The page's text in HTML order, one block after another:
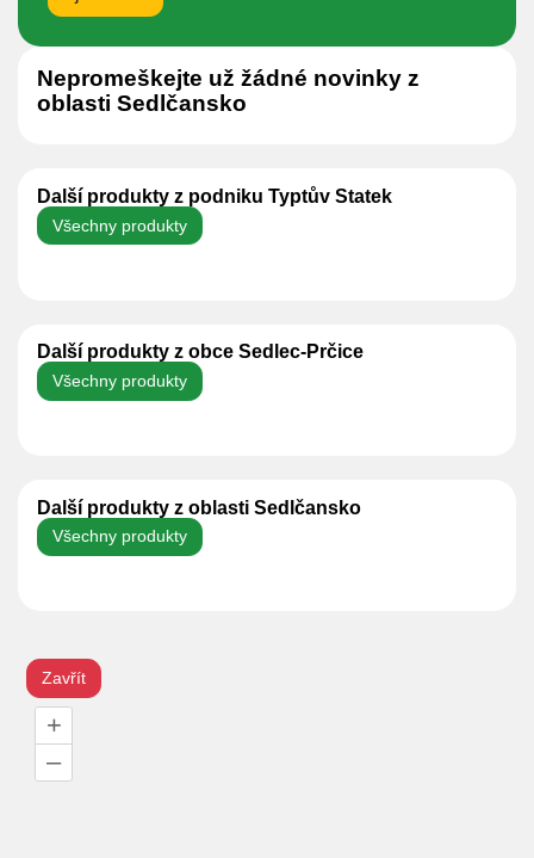
Nepromeškejte už žádné novinky z
oblasti Sedlčansko
Další produkty z podniku Typtův Statek
Všechny produkty
Další produkty z obce Sedlec-Prčice
Všechny produkty
Další produkty z oblasti Sedlčansko
Všechny produkty
Zavřít
+
–